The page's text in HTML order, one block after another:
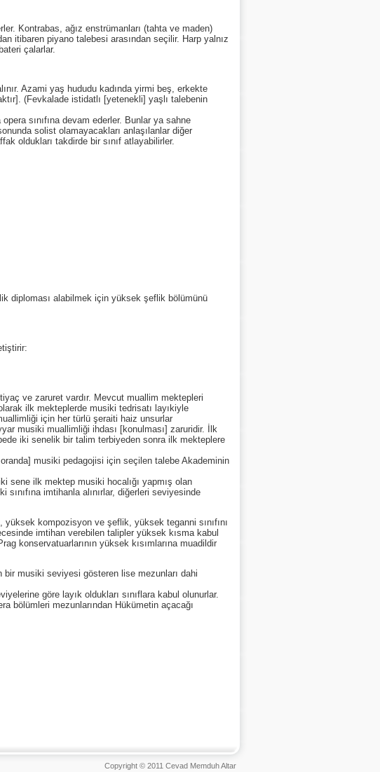
Kontrabas, ağız enstrümanları (tahta ve maden)
itibaren piyano talebesi arasından seçilir. Harp yalnız
çalarlar.
Azami yaş hududu kadında yirmi beş, erkekte
(Fevkalade istidatlı [yetenekli] yaşlı talebenin
sınıfına devam ederler. Bunlar ya sahne
solist olamayacakları anlaşılanlar diğer
oldukları takdirde bir sınıf atlayabilirler.
diploması alabilmek için yüksek şeflik bölümünü
ve zaruret vardır. Mevcut muallim mektepleri
ilk mekteplerde musiki tedrisatı layıkiyle
için her türlü şeraiti haiz unsurlar
musiki muallimliği ihdası [konulması] zaruridir. İlk
iki senelik bir talim terbiyeden sonra ilk mekteplere
musiki pedagojisi için seçilen talebe Akademinin
sene ilk mektep musiki hocalığı yapmış olan
imtihanla alınırlar, diğerleri seviyesinde
kompozisyon ve şeflik, yüksek teganni sınıfını
imtihan verebilen talipler yüksek kısma kabul
konservatuarlarının yüksek kısımlarına muadildir
musiki seviyesi gösteren lise mezunları dahi
göre layık oldukları sınıflara kabul olunurlar.
bölümleri mezunlarından Hükümetin açacağı
Copyright © 2011 Cevad Memduh Altar